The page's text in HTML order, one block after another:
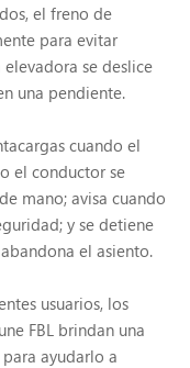
el freno de
para evitar
se deslice
una pendiente.
cuando el
el conductor se
mano; avisa cuando
y se detiene
el asiento.
usuarios, los
FBL brindan una
ayudarlo a